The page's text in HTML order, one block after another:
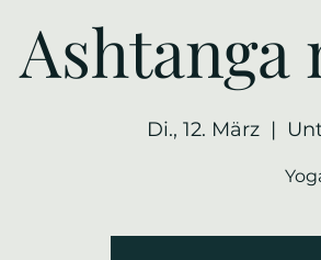
Ashtanga
Di., 12. März
  |